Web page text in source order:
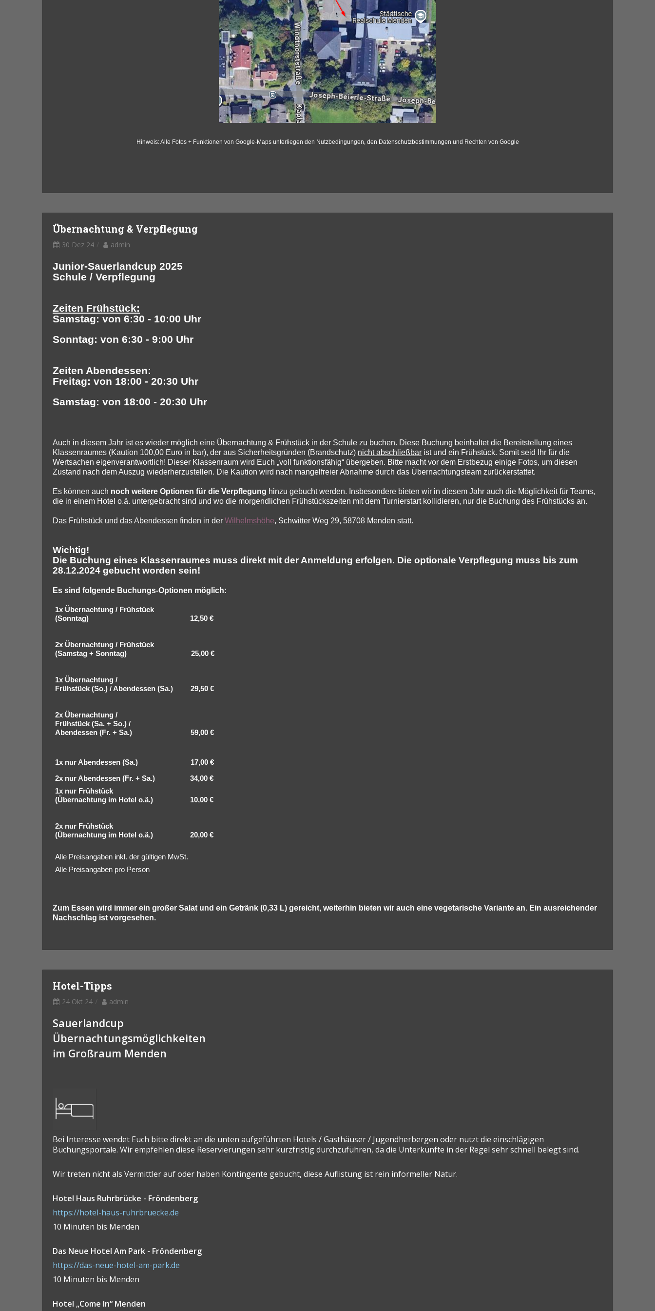
Hinweis: Alle Fotos + Funktionen von Google-Maps unterliegen den Nutzbedingungen, den Datenschutzbestimmungen und Rechten von Google
Übernachtung & Verpflegung
30 Dez 24 admin
Junior-Sauerlandcup 2025
Schule / Verpflegung
Zeiten Frühstück:
Samstag: von 6:30 - 10:00 Uhr
Sonntag: von 6:30 - 9:00 Uhr
Zeiten Abendessen:
Freitag: von 18:00 - 20:30 Uhr
Samstag: von 18:00 - 20:30 Uhr
Auch in diesem Jahr ist es wieder möglich eine Übernachtung & Frühstück in der Schule zu buchen. Diese Buchung beinhaltet die Bereitstellung eines
Klassenraumes (Kaution 100,00 Euro in bar), der aus Sicherheitsgründen (Brandschutz) nicht abschließbar ist und ein Frühstück. Somit seid Ihr für die
Wertsachen eigenverantwortlich! Dieser Klassenraum wird Euch „voll funktionsfähig“ übergeben. Bitte macht vor dem Erstbezug einige Fotos, um diesen
Zustand nach dem Auszug wiederherzustellen. Die Kaution wird nach mangelfreier Abnahme durch das Übernachtungsteam zurückerstattet.
Es können auch noch weitere Optionen für die Verpflegung hinzu gebucht werden. Insbesondere bieten wir in diesem Jahr auch die Möglichkeit für Teams,
die in einem Hotel o.ä. untergebracht sind und wo die morgendlichen Frühstückszeiten mit dem Turnierstart kollidieren, nur die Buchung des Frühstücks an.
Das Frühstück und das Abendessen finden in der Wilhelmshöhe, Schwitter Weg 29, 58708 Menden statt.
Wichtig!
Die Buchung eines Klassenraumes muss direkt mit der Anmeldung erfolgen. Die optionale Verpflegung muss bis zum
28.12.2024 gebucht worden sein!
Es sind folgende Buchungs-Optionen möglich:
1x Übernachtung / Frühstück
(Sonntag) 12,50 €
2x Übernachtung / Frühstück
(Samstag + Sonntag) 25,00 €
1x Übernachtung /
Frühstück (So.) / Abendessen (Sa.) 29,50 €
2x Übernachtung /
Frühstück (Sa. + So.) /
Abendessen (Fr. + Sa.) 59,00 €
1x nur Abendessen (Sa.) 17,00 €
2x nur Abendessen (Fr. + Sa.) 34,00 €
1x nur Frühstück
(Übernachtung im Hotel o.ä.) 10,00 €
2x nur Frühstück
(Übernachtung im Hotel o.ä.) 20,00 €
Alle Preisangaben inkl. der gültigen MwSt.
Alle Preisangaben pro Person
Zum Essen wird immer ein großer Salat und ein Getränk (0,33 L) gereicht, weiterhin bieten wir auch eine vegetarische Variante an. Ein ausreichender
Nachschlag ist vorgesehen.
Hotel-Tipps
24 Okt 24 admin
Sauerlandcup
Übernachtungsmöglichkeiten
im Großraum Menden
Bei Interesse wendet Euch bitte direkt an die unten aufgeführten Hotels / Gasthäuser / Jugendherbergen oder nutzt die einschlägigen
Buchungsportale. Wir empfehlen diese Reservierungen sehr kurzfristig durchzuführen, da die Unterkünfte in der Regel sehr schnell belegt sind.
Wir treten nicht als Vermittler auf oder haben Kontingente gebucht, diese Auflistung ist rein informeller Natur.
Hotel Haus Ruhrbrücke - Fröndenberg
https://hotel-haus-ruhrbruecke.de
10 Minuten bis Menden
Das Neue Hotel Am Park - Fröndenberg
https://das-neue-hotel-am-park.de
10 Minuten bis Menden
Hotel „Come In“ Menden